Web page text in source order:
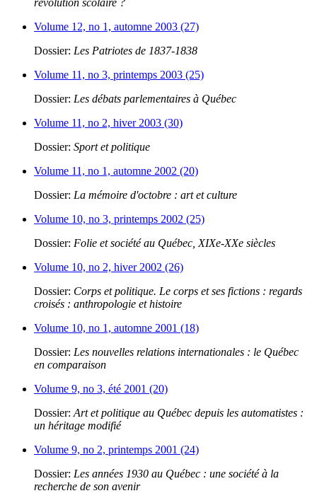
révolution scolaire ?
Volume 12, no 1, automne 2003 (27)
Dossier: Les Patriotes de 1837-1838
Volume 11, no 3, printemps 2003 (25)
Dossier: Les débats parlementaires à Québec
Volume 11, no 2, hiver 2003 (30)
Dossier: Sport et politique
Volume 11, no 1, automne 2002 (20)
Dossier: La mémoire d'octobre : art et culture
Volume 10, no 3, printemps 2002 (25)
Dossier: Folie et société au Québec, XIXe-XXe siècles
Volume 10, no 2, hiver 2002 (26)
Dossier: Corps et politique. Le corps et ses fictions : regards
croisés : anthropologie et histoire
Volume 10, no 1, automne 2001 (18)
Dossier: Les nouvelles relations internationales : le Québec
en comparaison
Volume 9, no 3, été 2001 (20)
Dossier:Art et politique au Québec depuis les automatistes :
un héritage modifié
Volume 9, no 2, printemps 2001 (24)
Dossier: Les années 1930 au Québec : une société à la
recherche de son avenir